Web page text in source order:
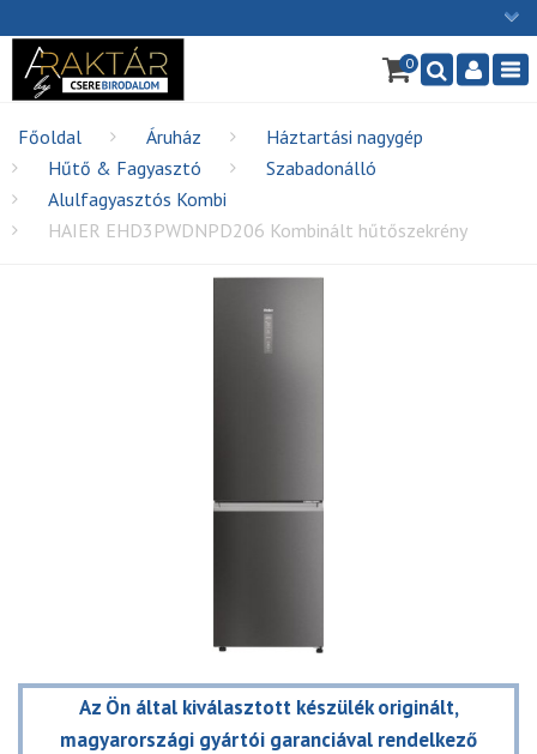
Ügyfélszolgálat: H-P: 9:00 - 16:00
info@cserebirodalom.hu
×
0
Főoldal Áruház
Háztartási nagygép
Hűtő & Fagyasztó
Szabadonálló
Alulfagyasztós Kombi
HAIER EHD3PWDNPD206 Kombinált hűtőszekrény
Az Ön által kiválasztott készülék originált,
magyarországi gyártói garanciával rendelkező